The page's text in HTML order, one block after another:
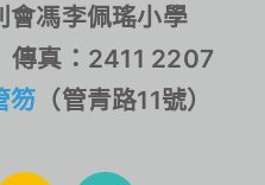
會馮李佩瑤小學
真：2411 2207
笏 （管青路11號）